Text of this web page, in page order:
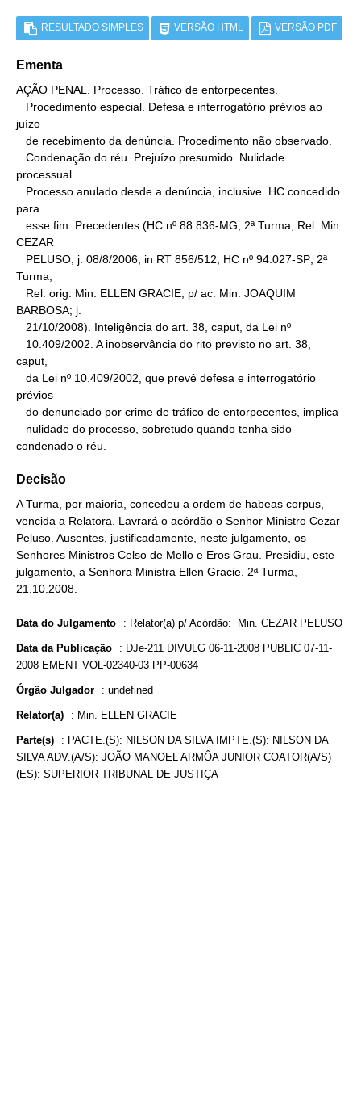
RESULTADO SIMPLES VERSÃO HTML VERSÃO PDF
Ementa
AÇÃO PENAL. Processo. Tráfico de entorpecentes.
juízo
processual.
para
CEZAR
Turma;
BARBOSA; j.
caput,
prévios
condenado o réu.
Decisão
A Turma, por maioria, concedeu a ordem de habeas corpus,
vencida a Relatora. Lavrará o acórdão o Senhor Ministro Cezar
Peluso. Ausentes, justificadamente, neste julgamento, os
Senhores Ministros Celso de Mello e Eros Grau. Presidiu, este
julgamento, a Senhora Ministra Ellen Gracie. 2ª Turma,
21.10.2008.
Data do Julgamento : Relator(a) p/ Acórdão: Min. CEZAR PELUSO
Data da Publicação : DJe-211 DIVULG 06-11-2008 PUBLIC 07-11-
2008 EMENT VOL-02340-03 PP-00634
Órgão Julgador : undefined
Relator(a) : Min. ELLEN GRACIE
Parte(s) : PACTE.(S): NILSON DA SILVA IMPTE.(S): NILSON DA
SILVA ADV.(A/S): JOÃO MANOEL ARMÔA JUNIOR COATOR(A/S)
(ES): SUPERIOR TRIBUNAL DE JUSTIÇA